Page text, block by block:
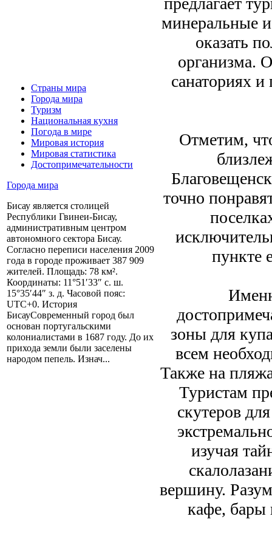
Страны мира
Города мира
Туризм
Национальная кухня
Погода в мире
Мировая история
Мировая статистика
Достопримечательности
Города мира
Бисау является столицей
Республики Гвинеи-Бисау,
административным центром
автономного сектора Бисау.
Согласно переписи населения 2009
года в городе проживает 387 909
жителей. Площадь: 78 км².
Координаты: 11°51′33″ с. ш.
15°35′44″ з. д. Часовой пояс:
UTC+0. История
БисауСовременный город был
основан португальскими
колониалистами в 1687 году. До их
прихода земли были заселены
народом пепель. Изнач...
минеральные
оказать
организма.
санаториях
Отметим,
точно
пункте
зоны для
всем
Также на
Туристам
скутеров
изучая
вершину.
кафе, бары